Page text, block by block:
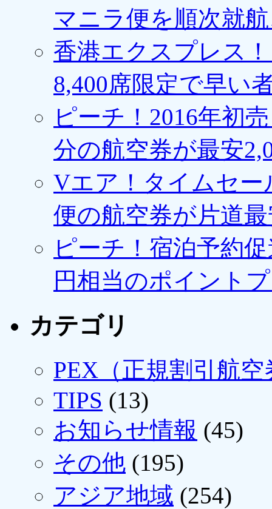
マニラ便を順次就
香港エクスプレス
8,400席限定で早い
ピーチ！2016年初
分の航空券が最安
Vエア！タイムセー
便の航空券が片道最
ピーチ！宿泊予約
円相当のポイント
カテゴリ
PEX（正規割引航空
TIPS (13)
お知らせ情報 (45)
その他 (195)
アジア地域 (254)